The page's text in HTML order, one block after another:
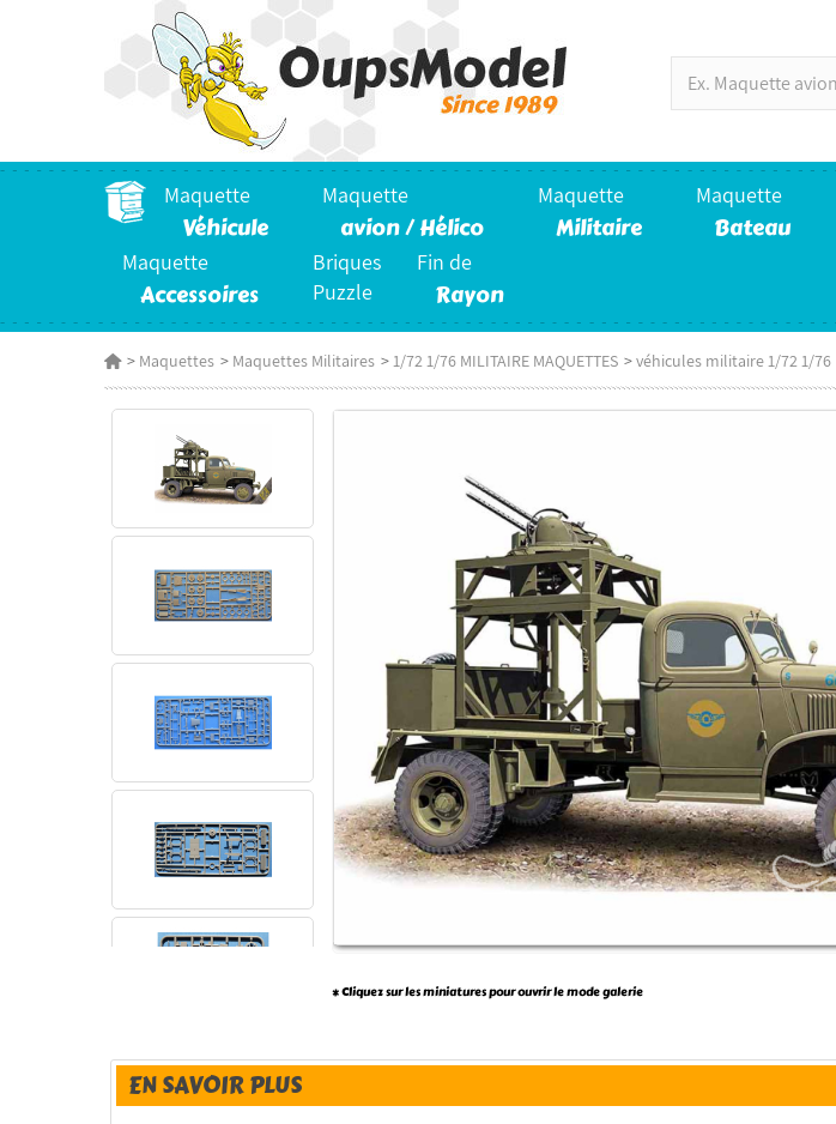
Maquette
Véhicule
Maquette
avion / Hélico
Maquette
Militaire
Maquette
Bateau
Maquette
Accessoires
Briques
Puzzle
Fin de
Rayon
> Maquettes > Maquettes Militaires >1/72 1/76 MILITAIRE MAQUETTES >véhicules militaire 1/72 1/76
* Cliquez sur les miniatures pour ouvrir le mode galerie
EN SAVOIR PLUS